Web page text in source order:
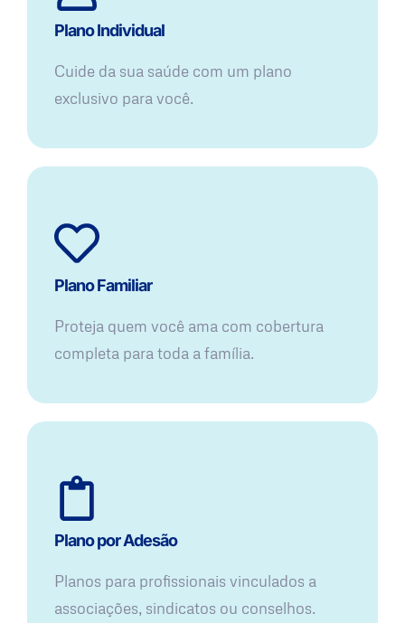
Plano Individual
Cuide da sua saúde com um plano
exclusivo para você.
Plano Familiar
Proteja quem você ama com cobertura
completa para toda a família.
Plano por Adesão
Planos para profissionais vinculados a
associações, sindicatos ou conselhos.